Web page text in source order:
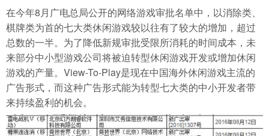
在今年8月广电总局公开的网络游戏审批名单中，以消除类、
棋牌类为首的七大类休闲游戏较以往有了较大的增加，超过
总数的一半。为了降低新规审批受限所消耗的时间成本，未
来部分中小型游戏公司将被迫转型休闲游戏开发或增加休闲
游戏的产量。View-To-Play是现在中国海外休闲游戏主流的
广告形式，而这种广告形式能为转型七大类的中小开发者带
来持续盈利的机会。